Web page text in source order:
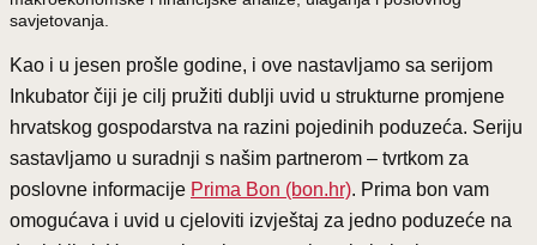
savjetovanja.
Kao i u jesen prošle godine, i ove nastavljamo sa serijom
Inkubator čiji je cilj pružiti dublji uvid u strukturne promjene
hrvatskog gospodarstva na razini pojedinih poduzeća. Seriju
sastavljamo u suradnji s našim partnerom – tvrtkom za
poslovne informacije Prima Bon (bon.hr). Prima bon vam
omogućava i uvid u cjeloviti izvještaj za jedno poduzeće na